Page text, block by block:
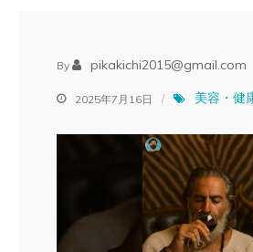
By pikakichi2015@gmail.com
2025年7月16日 美容・健